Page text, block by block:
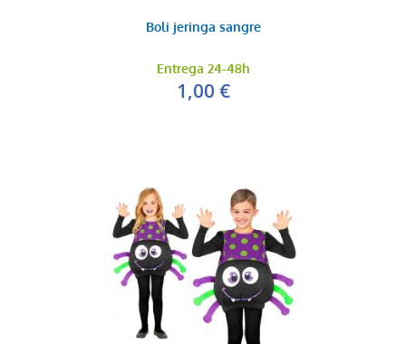
Boli jeringa sangre
Entrega 24-48h
1,00 €